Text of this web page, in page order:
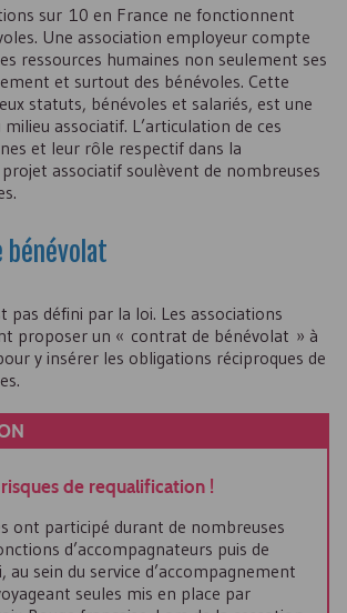
sur 10 en France ne fonctionnent
Une association employeur compte
ressources humaines non seulement ses
et surtout des bénévoles. Cette
statuts, bénévoles et salariés, est une
milieu associatif. L’articulation de ces
et leur rôle respectif dans la
associatif soulèvent de nombreuses
bénévolat
pas défini par la loi. Les associations
proposer un « contrat de bénévolat » à
y insérer les obligations réciproques de
de requalification !
ont participé durant de nombreuses
d’accompagnateurs puis de
au sein du service d’accompagnement
seules mis en place par